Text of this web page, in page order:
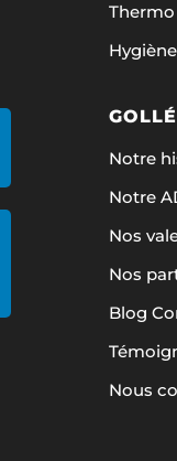
Thermo
Notre
Notre
Nos
Nos
Blog
Nous